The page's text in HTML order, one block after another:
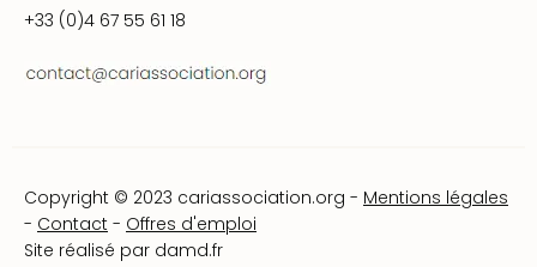
+33 (0)4 67 55 61 18
Copyright © 2023 cariassociation.org - Mentions légales
- Contact - Offres d'emploi
Site réalisé par damd.fr